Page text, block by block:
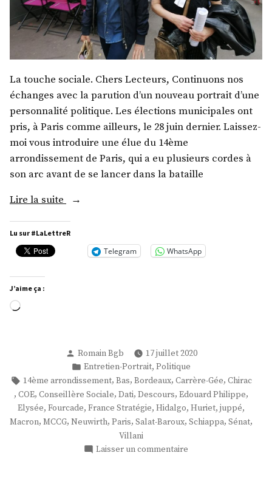
La touche sociale. Chers Lecteurs, Continuons nos
échanges avec la parution d’un nouveau portrait d’une
personnalité politique. Les élections municipales ont
pris, à Paris comme ailleurs, le 28 juin dernier. Laissez-
moi vous introduire une élue du 14ème
arrondissement de Paris, qui a eu plusieurs cordes à
son arc avant de se lancer dans la bataille
Lire la suite
« Mme
Claire
Carrère-
Lu sur #LaLettreR
Telegram WhatsApp
J’aime ça :
Chargement…
Publié
par
Romain Bgb
17 juillet 2020
Publié
dans
Entretien-Portrait, Politique
Étiquettes :
14ème arrondissement, Bas, Bordeaux, Carrère-Gée, Chirac
, COE, Conseillère Sociale, Dati, Descours, Edouard Philippe,
Elysée, Fourcade, France Stratégie, Hidalgo, Huriet, juppé,
Macron, MCCG, Neuwirth, Paris, Salat-Baroux, Schiappa, Sénat,
Villani
Laisser un commentaire